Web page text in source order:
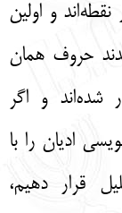
و اولین
حروف همان
شده‌اند و اگر
ادیان را با
قرار دهیم،